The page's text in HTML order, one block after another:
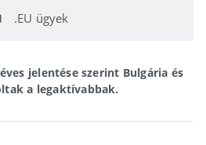
.EU ügyek
jelentése szerint Bulgária és
a legaktívabbak.